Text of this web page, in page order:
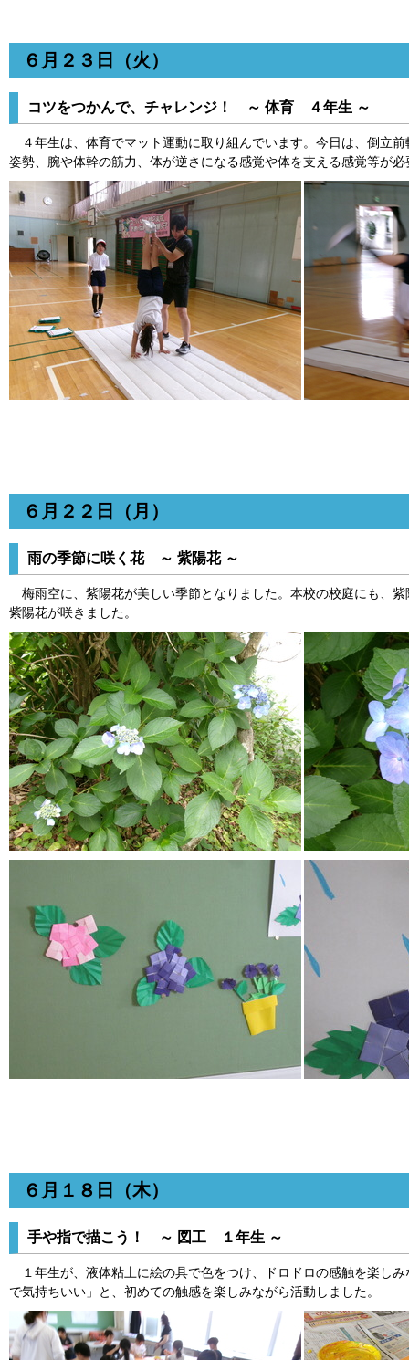
６月２３日（火）
コツをつかんで、チャレンジ！ ～ 体育 ４年生 ～
４年生は、体育でマット運動に取り組んでいます。今日は、倒立
姿勢、腕や体幹の筋力、体が逆さになる感覚や体を支える感覚等が
６月２２日（月）
雨の季節に咲く花 ～ 紫陽花 ～
梅雨空に、紫陽花が美しい季節となりました。本校の校庭にも、
紫陽花が咲きました。
６月１８日（木）
手や指で描こう！ ～ 図工 １年生 ～
１年生が、液体粘土に絵の具で色をつけ、ドロドロの感触を楽し
で気持ちいい」と、初めての触感を楽しみながら活動しました。